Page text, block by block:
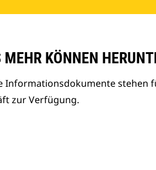
KÖNNEN
stehen
zur Verfügung.